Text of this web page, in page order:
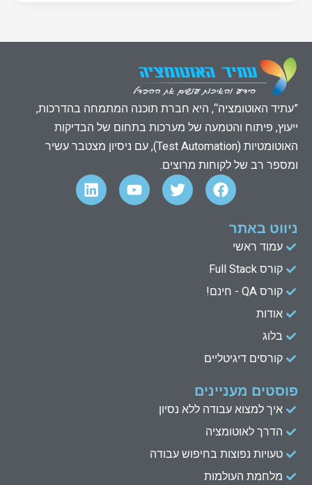
”עתיד האוטומציה“, היא חברת תוכנה המתמחה בהדרכות,
ייעוץ, פיתוח והטמעה של מערכות בתחום של הבדיקות
האוטומטיות (Test Automation), עם ניסיון מצטבר עשיר
ומספר רב של לקוחות מרוצים.
F
a
c
o
k
T
w
i
Y
o
u
L
i
n
ניווט באתר
עמוד ראשי
קורס Full Stack
קורס QA - חינם!
אודות
בלוג
קורסים דיגיטליים
פוסטים מעניינים
איך למצוא עבודה ללא נסיון
הדרך לאוטומציה
טעויות נפוצות בחיפוש עבודה
מלחמת העולמות